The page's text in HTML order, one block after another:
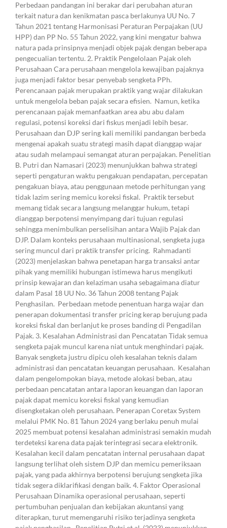
Perbedaan pandangan ini berakar dari perubahan aturan
terkait natura dan kenikmatan pasca berlakunya UU No. 7
Tahun 2021 tentang Harmonisasi Peraturan Perpajakan (UU
HPP) dan PP No. 55 Tahun 2022, yang kini mengatur bahwa
natura pada prinsipnya menjadi objek pajak dengan beberapa
pengecualian tertentu. 2. Praktik Pengelolaan Pajak oleh
Perusahaan Cara perusahaan mengelola kewajiban pajaknya
juga menjadi faktor besar penyebab sengketa PPh.
Perencanaan pajak merupakan praktik yang wajar dilakukan
untuk mengelola beban pajak secara efisien. Namun, ketika
perencanaan pajak memanfaatkan area abu abu dalam
regulasi, potensi koreksi dari fiskus menjadi lebih besar.
Perusahaan dan DJP sering kali memiliki pandangan berbeda
mengenai apakah suatu strategi masih dapat dianggap wajar
atau sudah melampaui semangat aturan perpajakan. Penelitian
B. Putri dan Namasari (2023) menunjukkan bahwa strategi
seperti pengaturan waktu pengakuan pendapatan, percepatan
pengakuan biaya, atau penggunaan metode perhitungan yang
tidak lazim sering memicu koreksi fiskal. Praktik tersebut
memang tidak secara langsung melanggar hukum, tetapi
dianggap berpotensi menyimpang dari tujuan regulasi
sehingga menimbulkan perselisihan antara Wajib Pajak dan
DJP. Dalam konteks perusahaan multinasional, sengketa juga
sering muncul dari praktik transfer pricing. Rahmadanti
(2023) menjelaskan bahwa penetapan harga transaksi antar
pihak yang memiliki hubungan istimewa harus mengikuti
prinsip kewajaran dan kelaziman usaha sebagaimana diatur
dalam Pasal 18 UU No. 36 Tahun 2008 tentang Pajak
Penghasilan. Perbedaan metode penentuan harga wajar dan
penerapan dokumentasi transfer pricing kerap berujung pada
koreksi fiskal dan berlanjut ke proses banding di Pengadilan
Pajak. 3. Kesalahan Administrasi dan Pencatatan Tidak semua
sengketa pajak muncul karena niat untuk menghindari pajak.
Banyak sengketa justru dipicu oleh kesalahan teknis dalam
administrasi dan pencatatan keuangan perusahaan. Kesalahan
dalam pengelompokan biaya, metode alokasi beban, atau
perbedaan pencatatan antara laporan keuangan dan laporan
pajak dapat memicu koreksi fiskal yang kemudian
disengketakan oleh perusahaan. Penerapan Coretax System
melalui PMK No. 81 Tahun 2024 yang berlaku penuh mulai
2025 membuat potensi kesalahan administrasi semakin mudah
terdeteksi karena data pajak terintegrasi secara elektronik.
Kesalahan kecil dalam pencatatan internal perusahaan dapat
langsung terlihat oleh sistem DJP dan memicu pemeriksaan
pajak, yang pada akhirnya berpotensi berujung sengketa jika
tidak segera diklarifikasi dengan baik. 4. Faktor Operasional
Perusahaan Dinamika operasional perusahaan, seperti
pertumbuhan penjualan dan kebijakan akuntansi yang
diterapkan, turut memengaruhi risiko terjadinya sengketa